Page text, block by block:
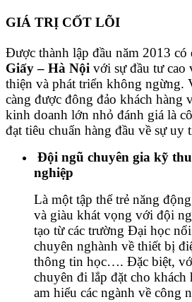
GIÁ TRỊ CỐT LÕI
Được thành lập đầu năm 2013 có
Giấy – Hà Nội với sự đầu tư cao
thiện và phát triển không ngừng.
càng được đông đảo khách hàng
kinh doanh lớn nhỏ đánh giá là
đạt tiêu chuẩn hàng đầu về sự uy
Đội ngũ chuyên gia kỹ
nghiệp
Là một tập thể trẻ năng
và giàu khát vọng với đội
tạo từ các trường Đại học
chuyên nghành về thiết bị
thông tin học…. Đặc biệt,
chuyên đi lắp đặt cho khách
am hiểu các ngành về công